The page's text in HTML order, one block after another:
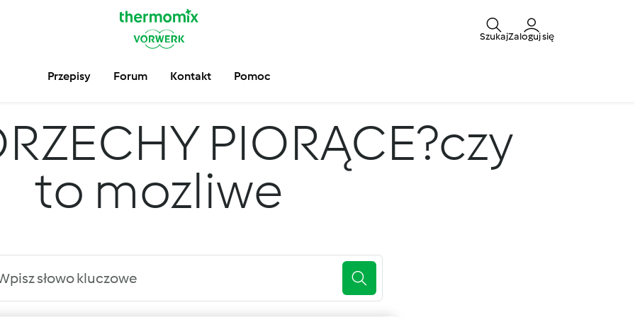
SzukajZaloguj się
Przepisy Forum Kontakt Pomoc
PIORĄCE?czy
to mozliwe